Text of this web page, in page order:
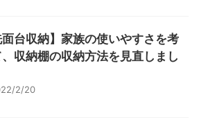
面台収納】家族の使いやすさを考
、収納棚の収納方法を見直しまし
2/20